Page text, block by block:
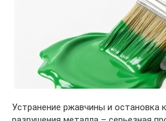
Устранение ржавчины и остановка